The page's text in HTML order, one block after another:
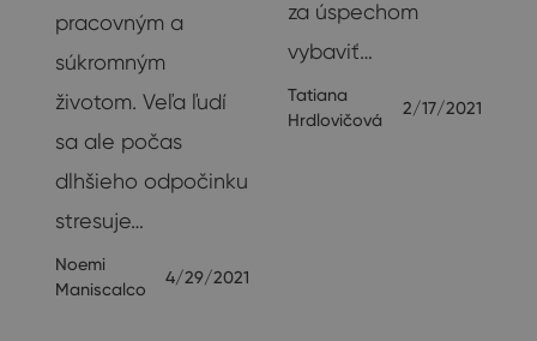
pracovným a
súkromným
životom. Veľa ľudí
sa ale počas
dlhšieho odpočinku
stresuje…
Noemi
Maniscalco
4/29/2021
za úspechom
vybaviť…
Tatiana
Hrdlovičová
2/17/2021